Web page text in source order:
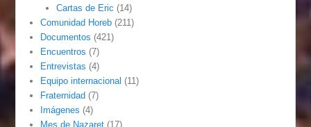
Cartas de Eric (14)
Comunidad Horeb (211)
Documentos (421)
Encuentros (7)
Entrevistas (4)
Equipo internacional (11)
Fraternidad (7)
Imágenes (4)
Mes de Nazaret (17)